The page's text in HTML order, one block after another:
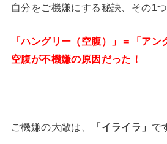
自分をご機嫌にする秘訣、その1
「ハングリー（空腹）」＝「アン
空腹が不機嫌の原因だった！
ご機嫌の大敵は、 「イライラ」 で